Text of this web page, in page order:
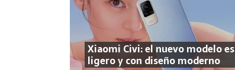
Xiaomi Civi: el nuevo modelo es
ligero y con diseño moderno